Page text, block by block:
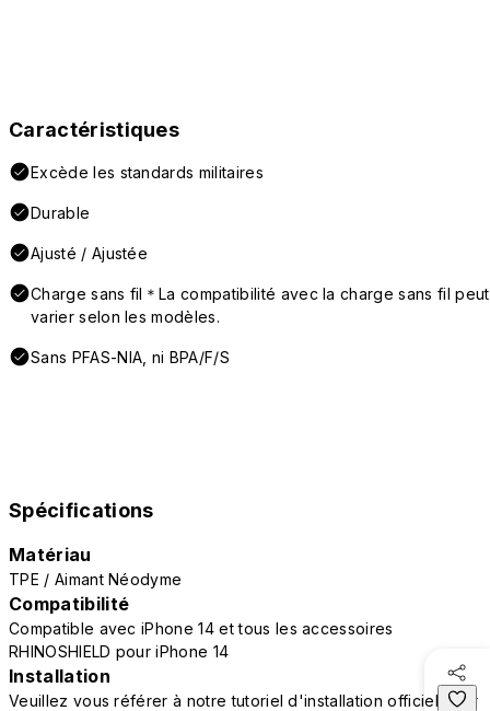
Caractéristiques
Excède les standards militaires
Durable
Ajusté / Ajustée
Charge sans fil＊La compatibilité avec la charge sans fil peut
varier selon les modèles.
Sans PFAS-NIA, ni BPA/F/S
Spécifications
Matériau
TPE / Aimant Néodyme
Compatibilité
Compatible avec iPhone 14 et tous les accessoires
RHINOSHIELD pour iPhone 14
Installation
Veuillez vous référer à notre tutoriel d'installation officiel pour